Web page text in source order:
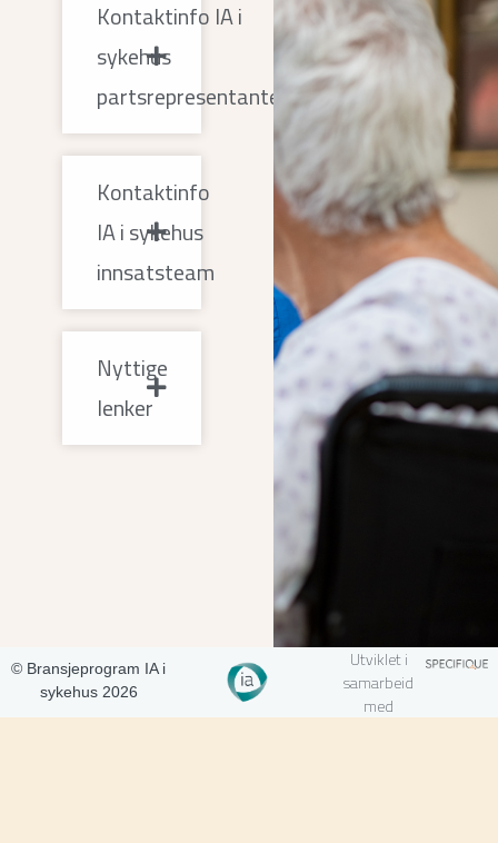
Kontaktinfo IA i
sykehus
partsrepresentanter
Kontaktinfo
IA i sykehus
innsatsteam
Nyttige
lenker
© Bransjeprogram IA i
sykehus 2026
Utviklet i
samarbeid
med